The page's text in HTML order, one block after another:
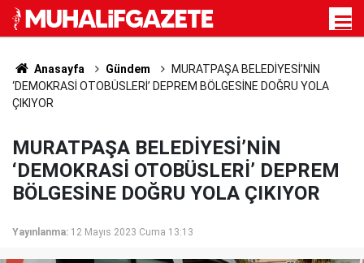
Anasayfa Gündem
MURATPAŞA BELEDİYESİ’NİN
‘DEMOKRASİ OTOBÜSLERİ’ DEPREM BÖLGESİNE DOĞRU YOLA
ÇIKIYOR
MURATPAŞA BELEDİYESİ’NİN
‘DEMOKRASİ OTOBÜSLERİ’ DEPREM
BÖLGESİNE DOĞRU YOLA ÇIKIYOR
Yayınlanma: 12 Mayıs 2023 Cuma 13:13